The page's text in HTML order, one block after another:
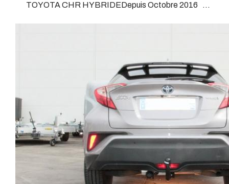
TOYOTA CHR HYBRIDEDepuis Octobre 2016
1968. Les temps ont changé depuis les premiers
attelages fabriqués à la demande dans l’atelier, autour
d’un poste à souder et d’un étau. L’évolution technique
et la normalisation sont passées par là. Maintenant un
attelage doit être homologué, c’est le cas de tous les
produits que nous proposons, sans exception ! Nous ne
travaillons qu’avec les marques homologuées à même
d’assurer le suivi de leurs produits :ATTELAGES
WESTFALIAATTELAGES SIARRATTELAGES
BRINKATTELAGES THULEATTELAGES